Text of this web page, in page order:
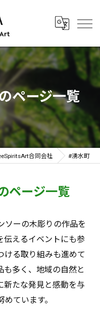
ページ一覧
合同会社 #湧水町
ページ一覧
ソーの木彫りの作品を
伝えるイベントにも参
ける取り組みも進めて
も多く、地域の自然と
新たな発見と感動を与
ています。